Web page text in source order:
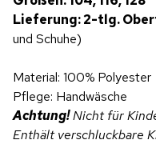
Lieferung: 2-tlg.
und Schuhe)
Material: 100% Polyester
Pflege: Handwäsche
Achtung!Nicht für
Enthält verschluckbare